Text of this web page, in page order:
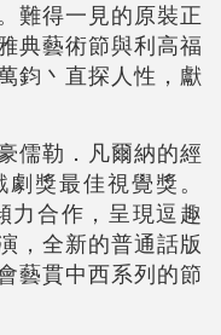
難得一見的原裝正
典藝術節與利高福
鈞丶直探人性，獻
儒勒．凡爾納的經
獎最佳視覺獎。
力合作，呈現逗趣
，全新的普通話版
藝貫中西系列的節